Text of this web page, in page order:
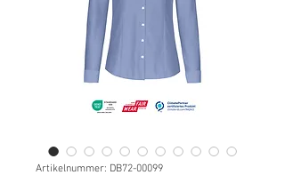
Artikelnummer: DB72-00099